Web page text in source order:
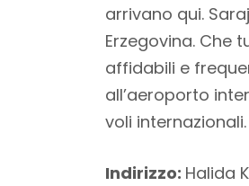
arrivano qui.
Erzegovina. Che
affidabili e
all’aeroporto
voli internazionali.
Indirizzo: Halida